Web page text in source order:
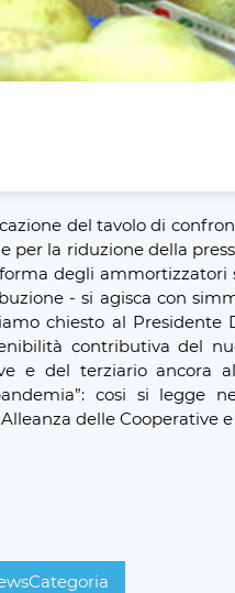
del tavolo di
per la riduzione della
degli ammortizzatori
- si agisca con
chiesto al Presidente
contributiva del
e del terziario ancora
cosi si legge
delle